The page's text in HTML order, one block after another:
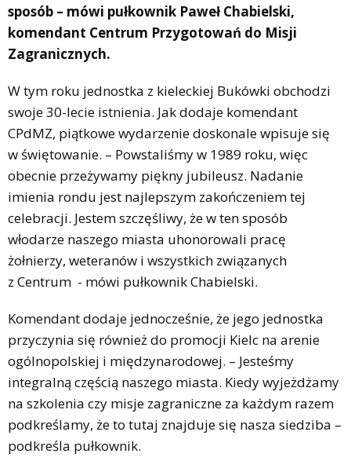
sposób – mówi pułkownik Paweł Chabielski,
komendant Centrum Przygotowań do Misji
Zagranicznych.
W tym roku jednostka z kieleckiej Bukówki obchodzi
swoje 30-lecie istnienia. Jak dodaje komendant
CPdMZ, piątkowe wydarzenie doskonale wpisuje się
w świętowanie. – Powstaliśmy w 1989 roku, więc
obecnie przeżywamy piękny jubileusz. Nadanie
imienia rondu jest najlepszym zakończeniem tej
celebracji. Jestem szczęśliwy, że w ten sposób
włodarze naszego miasta uhonorowali pracę
żołnierzy, weteranów i wszystkich związanych
z Centrum - mówi pułkownik Chabielski.
Komendant dodaje jednocześnie, że jego jednostka
przyczynia się również do promocji Kielc na arenie
ogólnopolskiej i międzynarodowej. – Jesteśmy
integralną częścią naszego miasta. Kiedy wyjeżdżamy
na szkolenia czy misje zagraniczne za każdym razem
podkreślamy, że to tutaj znajduje się nasza siedziba –
podkreśla pułkownik.